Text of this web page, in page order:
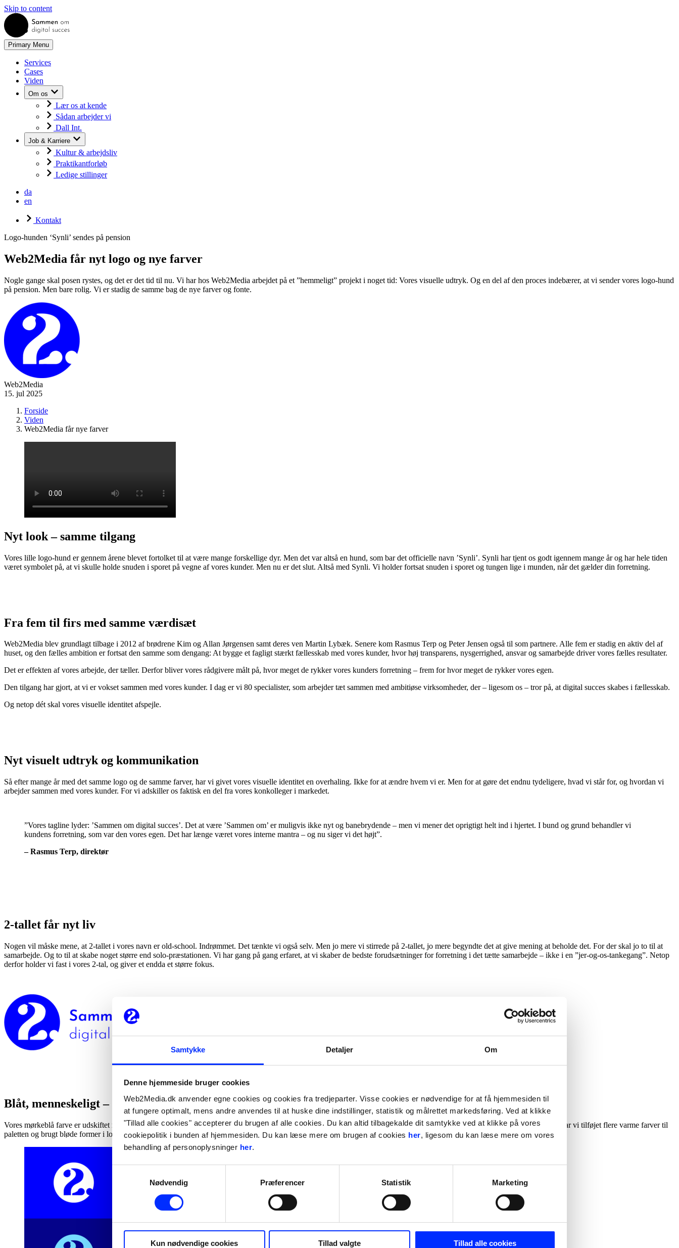
Samtykke Detaljer Om
Denne hjemmeside bruger cookies
Web2Media.dk anvender egne cookies og cookies fra tredjeparter. Visse cookies er nødvendige for at få hjemmesiden til
at fungere optimalt, mens andre anvendes til at huske dine indstillinger, statistik og målrettet markedsføring. Ved at klikke
"Tillad alle cookies" accepterer du brugen af alle cookies. Du kan altid tilbagekalde dit samtykke ved at klikke på vores
cookiepolitik i bunden af hjemmesiden. Du kan læse mere om brugen af cookies her, ligesom du kan læse mere om vores
behandling af personoplysninger her.
Nødvendig
Præferencer Statistik Marketing
Kun nødvendige cookies Tillad valgte Tillad alle cookies
Skip to content
Primary Menu
Services
Cases
Viden
Om os
Lær os at kende
Sådan arbejder vi
Dall Int.
Job & Karriere
Kultur & arbejdsliv
Praktikantforløb
Ledige stillinger
da
en
Kontakt
Logo-hunden ‘Synli’ sendes på pension
Web2Media får nyt logo og nye farver
Nogle gange skal posen rystes, og det er det tid til nu. Vi har hos Web2Media arbejdet på et ”hemmeligt” projekt i noget tid: Vores visuelle udtryk. Og en del af den proces indebærer, at vi sender vores logo-hund
på pension. Men bare rolig. Vi er stadig de samme bag de nye farver og fonte.
Web2Media
15. jul 2025
Forside
Viden
Web2Media får nye farver
Nyt look – samme tilgang
Vores lille logo-hund er gennem årene blevet fortolket til at være mange forskellige dyr. Men det var altså en hund, som bar det officielle navn ’Synli’. Synli har tjent os godt igennem mange år og har hele tiden
været symbolet på, at vi skulle holde snuden i sporet på vegne af vores kunder. Men nu er det slut. Altså med Synli. Vi holder fortsat snuden i sporet og tungen lige i munden, når det gælder din forretning.
Fra fem til firs med samme værdisæt
Web2Media blev grundlagt tilbage i 2012 af brødrene Kim og Allan Jørgensen samt deres ven Martin Lybæk. Senere kom Rasmus Terp og Peter Jensen også til som partnere. Alle fem er stadig en aktiv del af
huset, og den fælles ambition er fortsat den samme som dengang: At bygge et fagligt stærkt fællesskab med vores kunder, hvor høj transparens, nysgerrighed, ansvar og samarbejde driver vores fælles resultater.
Det er effekten af vores arbejde, der tæller. Derfor bliver vores rådgivere målt på, hvor meget de rykker vores kunders forretning – frem for hvor meget de rykker vores egen.
Den tilgang har gjort, at vi er vokset sammen med vores kunder. I dag er vi 80 specialister, som arbejder tæt sammen med ambitiøse virksomheder, der – ligesom os – tror på, at digital succes skabes i fællesskab.
Og netop dét skal vores visuelle identitet afspejle.
Nyt visuelt udtryk og kommunikation
Så efter mange år med det samme logo og de samme farver, har vi givet vores visuelle identitet en overhaling. Ikke for at ændre hvem vi er. Men for at gøre det endnu tydeligere, hvad vi står for, og hvordan vi
arbejder sammen med vores kunder. For vi adskiller os faktisk en del fra vores konkolleger i markedet.
”Vores tagline lyder: ’Sammen om digital succes’. Det at være ’Sammen om’ er muligvis ikke nyt og banebrydende – men vi mener det oprigtigt helt ind i hjertet. I bund og grund behandler vi
kundens forretning, som var den vores egen. Det har længe været vores interne mantra – og nu siger vi det højt”.
– Rasmus Terp, direktør
2-tallet får nyt liv
Nogen vil måske mene, at 2-tallet i vores navn er old-school. Indrømmet. Det tænkte vi også selv. Men jo mere vi stirrede på 2-tallet, jo mere begyndte det at give mening at beholde det. For der skal jo to til at
samarbejde. Og to til at skabe noget større end solo-præstationen. Vi har gang på gang erfaret, at vi skaber de bedste forudsætninger for forretning i det tætte samarbejde – ikke i en ”jer-og-os-tankegang”. Netop
derfor holder vi fast i vores 2-tal, og giver et endda et større fokus.
Blåt, menneskeligt – og lidt nørdet
Vores mørkeblå farve er udskiftet med en ren digital blå. Vi har valgt den, fordi den repræsenterer vores faglighed og digitale håndværk. For at afbalancere vores udtryk, har vi har vi tilføjet flere varme farver til
paletten og brugt bløde former i logoet – for vi er lige så meget mennesker, som vi er specialister.